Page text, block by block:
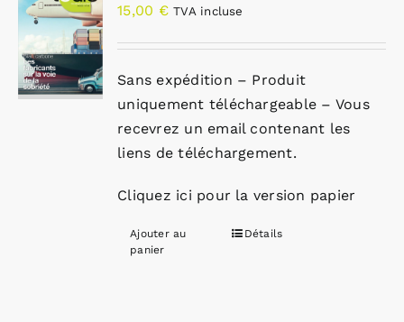
15,00 € TVA incluse
Sans expédition – Produit
uniquement téléchargeable – Vous
recevrez un email contenant les
liens de téléchargement.
Cliquez ici pour la version papier
Ajouter au
panier
Détails